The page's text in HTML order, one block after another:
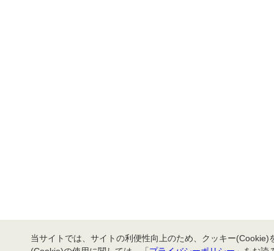
当サイトでは、サイトの利便性向上のため、クッキー